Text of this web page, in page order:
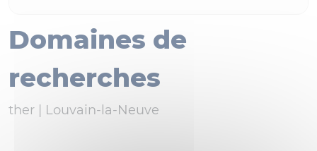
Domaines de
recherches
ther | Louvain-la-Neuve